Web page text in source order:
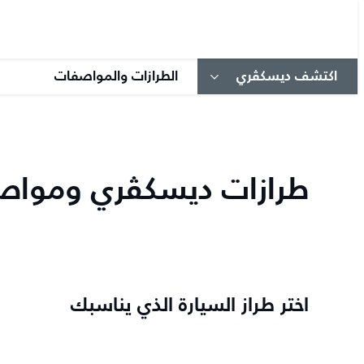
اكتشف ديسكڤري الطرازات والمواصفات
طرازات ديسكڤري
اختر طراز السيارة الذي يناسبك